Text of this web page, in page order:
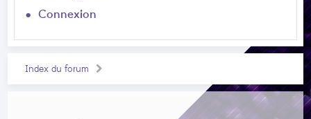
Connexion
Index du forum